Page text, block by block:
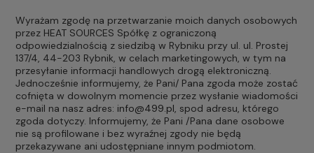
Wyrażam zgodę na przetwarzanie moich danych osobowych
przez HEAT SOURCES Spółkę z ograniczoną
odpowiedzialnością z siedzibą w Rybniku przy ul. ul. Prostej
137/4, 44-203 Rybnik, w celach marketingowych, w tym na
przesyłanie informacji handlowych drogą elektroniczną.
Jednocześnie informujemy, że Pani/ Pana zgoda może zostać
cofnięta w dowolnym momencie przez wysłanie wiadomości
e-mail na nasz adres: info@499.pl, spod adresu, którego
zgoda dotyczy. Informujemy, że Pani /Pana dane osobowe
nie są profilowane i bez wyraźnej zgody nie będą
przekazywane ani udostępniane innym podmiotom.